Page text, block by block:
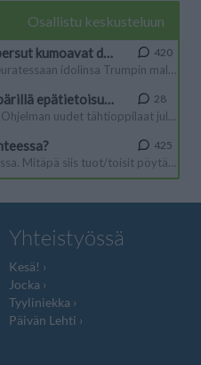
Yhteistyössä
Kesä!
Jocka
Tyyliniekka
Päivän Lehti